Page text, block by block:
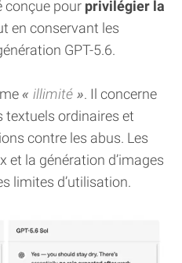
conçue pour privilégier la
en conservant les
GPT-5.6.
illimité
. Il concerne
textuels ordinaires et
contre les abus. Les
et la génération d’images
limites d’utilisation.